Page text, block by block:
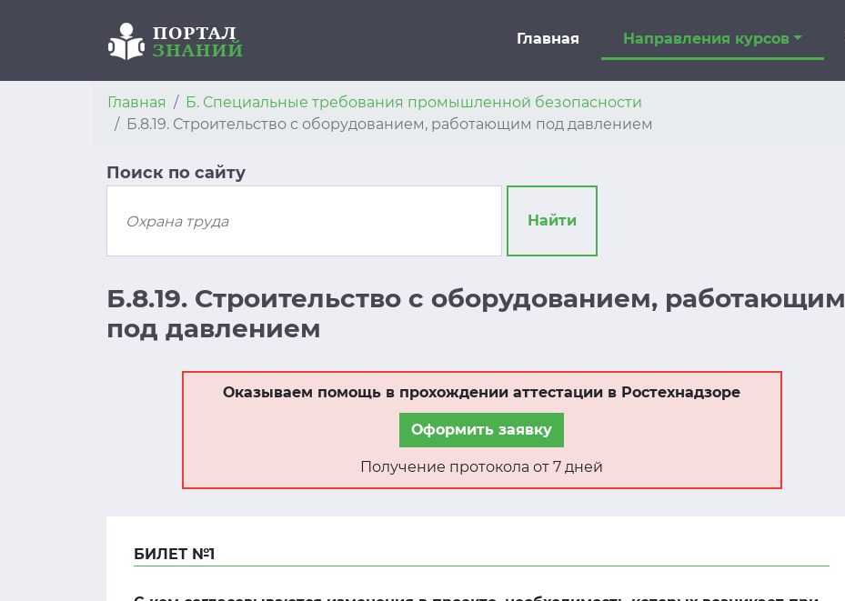
Главная Направления курсов
Главная
Б. Специальные требования промышленной безопасности
Б.8.19. Строительство с оборудованием, работающим под давлением
Поиск по сайту
Найти
Б.8.19. Строительство с оборудованием, работающим
под давлением
Оказываем помощь в прохождении аттестации в Ростехнадзоре
Оформить заявку
Получение протокола от 7 дней
БИЛЕТ №1